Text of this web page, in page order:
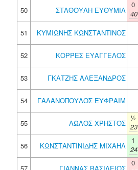
50 ΣΤΑΘΟΥΛΗ ΕΥΘΥΜΙΑ
0
40
51
ΚΥΜΙΩΝΗΣ ΚΩΝΣΤΑΝΤΙΝΟΣ
52
ΚΟΡΡΕΣ ΕΥΑΓΓΕΛΟΣ
53
ΓΚΑΤΖΗΣ ΑΛΕΞΑΝΔΡΟΣ
54
ΓΑΛΑΝΟΠΟΥΛΟΣ ΕΥΦΡΑΙΜ
55
ΛΩΛΟΣ ΧΡΗΣΤΟΣ
½
23
56
ΚΩΝΣΤΑΝΤΙΝΙΔΗΣ ΜΙΧΑΗΛ
1
24
0